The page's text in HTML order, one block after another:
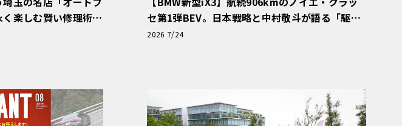
楽しむ賢い修理術
を選ぶ理由〈PR〉
セ第1弾BEV。日本戦略と中村敬斗が語る「駆け
ぬける歓び」
2026 7/24